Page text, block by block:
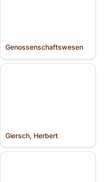
Genossenschafts­wesen
Giersch, Herbert
Giersch, Herbert
Gleichheit